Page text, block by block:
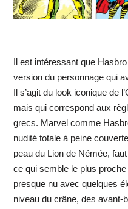
Il est intéressant que
version du personnage qui
Il s’agit du look iconique de
mais qui correspond aux
grecs. Marvel comme
nudité totale à peine
peau du Lion de Némée,
ce qui semble le plus
presque nu avec quelques
niveau du crâne, des avant-